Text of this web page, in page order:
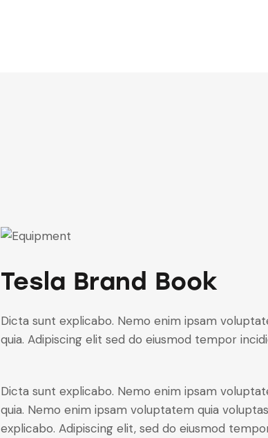
Tesla Brand Book
Dicta sunt explicabo. Nemo enim ipsam
quia. Adipiscing elit sed do eiusmod tempor
Dicta sunt explicabo. Nemo enim ipsam
quia. Nemo enim ipsam voluptatem quia
explicabo. Adipiscing elit, sed do eiusmod